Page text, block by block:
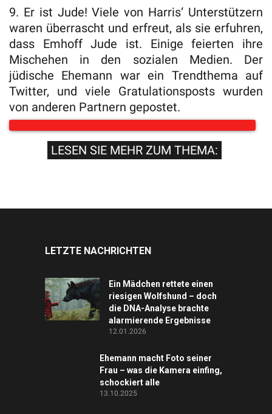
9. Er ist Jude! Viele von Harris‘ Unterstützern
waren überrascht und erfreut, als sie erfuhren,
dass Emhoff Jude ist. Einige feierten ihre
Mischehen in den sozialen Medien. Der
jüdische Ehemann war ein Trendthema auf
Twitter, und viele Gratulationsposts wurden
von anderen Partnern gepostet.
LESEN SIE MEHR ZUM THEMA:
LETZTE NACHRICHTEN
Ein Mädchen rettete einen
riesigen Wolfshund – doch
die DNA-Analyse brachte
alarmierende Ergebnisse
12.01.2026
Ehemann macht Foto seiner
Frau – was die Kamera einfing,
schockiert alle
13.10.2025